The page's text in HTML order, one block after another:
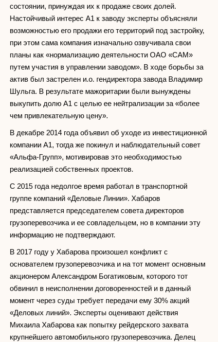
состоянии, принуждая их к продаже своих долей.
Настойчивый интерес А1 к заводу эксперты объясняли
возможностью его продажи его территорий под застройку,
при этом сама компания изначально озвучивала свои
планы как «нормализацию деятельности ОАО «САМ»
путем участия в управлении заводом». В ходе борьбы за
актив был застрелен и.о. гендиректора завода Владимир
Шульга. В результате мажоритарии были вынуждены
выкупить долю А1 с целью ее нейтрализации за «более
чем привлекательную цену».
В декабре 2014 года объявил об уходе из инвестиционной
компании А1, тогда же покинул и наблюдательный совет
«Альфа-Групп», мотивировав это необходимостью
реализацией собственных проектов.
С 2015 года недолгое время работал в транспортной
группе компаний «Деловые Линии». Хабаров
представляется председателем совета директоров
грузоперевозчика и ее совладельцем, но в компании эту
информацию не подтверждают.
В 2017 году у Хабарова произошел конфликт с
основателем грузоперевозчика и на тот момент основным
акционером Александром Богатиковым, которого тот
обвинил в неисполнении договоренностей и в данный
момент через суды требует передачи ему 30% акций
«Деловых линий». Эксперты оценивают действия
Михаила Хабарова как попытку рейдерского захвата
крупнейшего автомобильного грузоперевозчика. Делец